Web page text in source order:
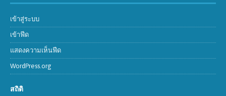
เข้าสู่ระบบ
เข้าฟีด
แสดงความเห็นฟีด
WordPress.org
สถิติ